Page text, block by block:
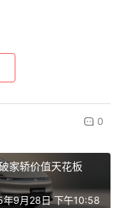
0
家轿价值天花板
年9月28日 下午10:58